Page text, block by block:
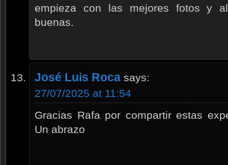
empieza con las mejores fotos y
buenas.
José Luis Roca says:
27/07/2025 at 11:54
Gracias Rafa por compartir estas
Un abrazo